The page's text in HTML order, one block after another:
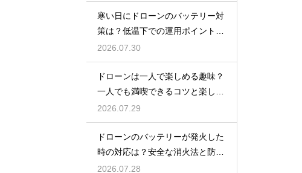
寒い日にドローンのバッテリー対
策は？低温下での運用ポイントと
注意点
2026.07.30
ドローンは一人で楽しめる趣味？
一人でも満喫できるコツと楽しみ
方
2026.07.29
ドローンのバッテリーが発火した
時の対応は？安全な消火法と防止
策を解説
2026.07.28